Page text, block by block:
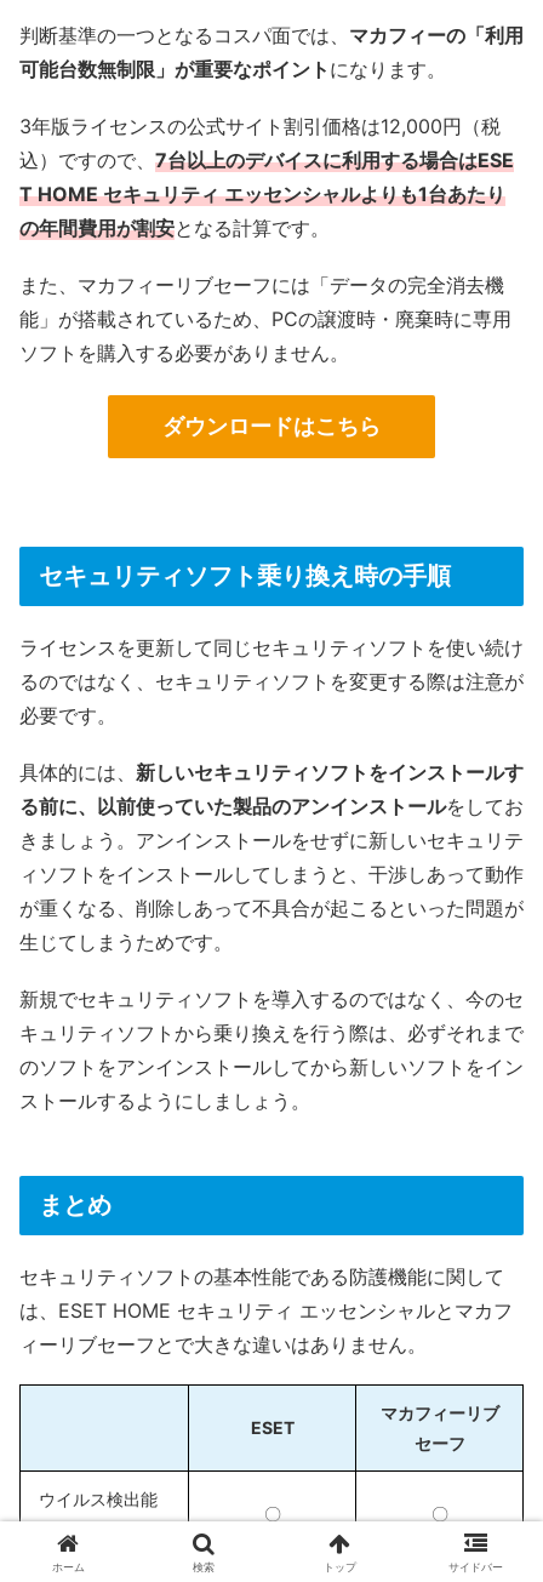
判断基準の一つとなるコスパ面では、 マカフィーの「利用
可能台数無制限」が重要なポイント になります。
3年版ライセンスの公式サイト割引価格は12,000円（税
込）ですので、 7台以上のデバイスに利用する場合はESE
T HOME セキュリティ エッセンシャルよりも1台あたり
の年間費用が割安となる計算です。
また、マカフィーリブセーフには「データの完全消去機
能」が搭載されているため、PCの譲渡時・廃棄時に専用
ソフトを購入する必要がありません。
ダウンロードはこちら
セキュリティソフト乗り換え時の手順
ライセンスを更新して同じセキュリティソフトを使い続け
るのではなく、セキュリティソフトを変更する際は注意が
必要です。
具体的には、 新しいセキュリティソフトをインストールす
る前に、以前使っていた製品のアンインストールをしてお
きましょう。アンインストールをせずに新しいセキュリテ
ィソフトをインストールしてしまうと、干渉しあって動作
が重くなる、削除しあって不具合が起こるといった問題が
生じてしまうためです。
新規でセキュリティソフトを導入するのではなく、今のセ
キュリティソフトから乗り換えを行う際は、必ずそれまで
のソフトをアンインストールしてから新しいソフトをイン
ストールするようにしましょう。
まとめ
セキュリティソフトの基本性能である防護機能に関して
は、ESET HOME セキュリティ エッセンシャルとマカフ
ィーリブセーフとで大きな違いはありません。
ESET
マカフィーリブ
セーフ
ウイルス検出能
〇 〇
ホーム 検索 トップ サイドバー